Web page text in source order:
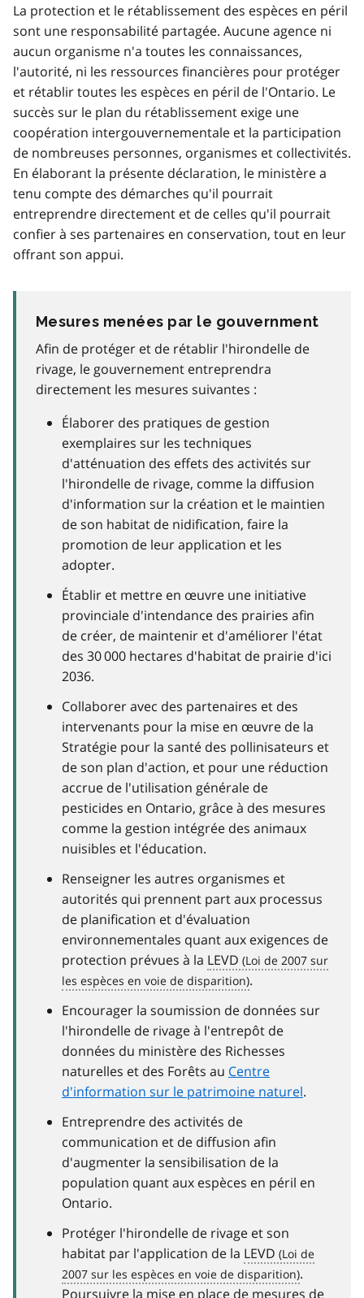
La protection et le rétablissement des espèces en péril
sont une responsabilité partagée. Aucune agence ni
aucun organisme n'a toutes les connaissances,
l'autorité, ni les ressources financières pour protéger
et rétablir toutes les espèces en péril de l'Ontario. Le
succès sur le plan du rétablissement exige une
coopération intergouvernementale et la participation
de nombreuses personnes, organismes et collectivités.
En élaborant la présente déclaration, le ministère a
tenu compte des démarches qu'il pourrait
entreprendre directement et de celles qu'il pourrait
confier à ses partenaires en conservation, tout en leur
offrant son appui.
Mesures menées par le gouvernment
Afin de protéger et de rétablir l'hirondelle de
rivage, le gouvernement entreprendra
directement les mesures suivantes :
Élaborer des pratiques de gestion
exemplaires sur les techniques
d'atténuation des effets des activités sur
l'hirondelle de rivage, comme la diffusion
d'information sur la création et le maintien
de son habitat de nidification, faire la
promotion de leur application et les
adopter.
Établir et mettre en œuvre une initiative
provinciale d'intendance des prairies afin
de créer, de maintenir et d'améliorer l'état
des 30 000 hectares d'habitat de prairie d'ici
2036.
Collaborer avec des partenaires et des
intervenants pour la mise en œuvre de la
Stratégie pour la santé des pollinisateurs et
de son plan d'action, et pour une réduction
accrue de l'utilisation générale de
pesticides en Ontario, grâce à des mesures
comme la gestion intégrée des animaux
nuisibles et l'éducation.
Renseigner les autres organismes et
autorités qui prennent part aux processus
de planification et d'évaluation
environnementales quant aux exigences de
protection prévues à la LEVD
.
Encourager la soumission de données sur
l'hirondelle de rivage à l'entrepôt de
données du ministère des Richesses
naturelles et des Forêts au Centre
d'information sur le patrimoine naturel.
Entreprendre des activités de
communication et de diffusion afin
d'augmenter la sensibilisation de la
population quant aux espèces en péril en
Ontario.
Protéger l'hirondelle de rivage et son
habitat par l'application de la LEVD
.
Poursuivre la mise en place de mesures de